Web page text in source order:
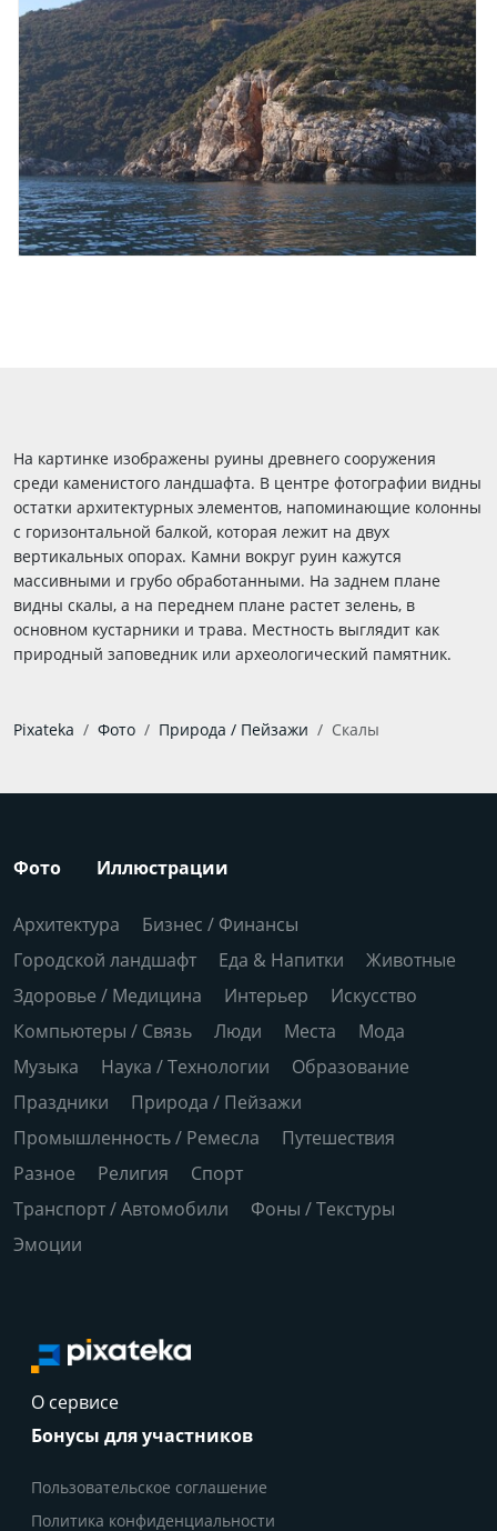
На картинке изображены руины древнего сооружения
среди каменистого ландшафта. В центре фотографии видны
остатки архитектурных элементов, напоминающие колонны
с горизонтальной балкой, которая лежит на двух
вертикальных опорах. Камни вокруг руин кажутся
массивными и грубо обработанными. На заднем плане
видны скалы, а на переднем плане растет зелень, в
основном кустарники и трава. Местность выглядит как
природный заповедник или археологический памятник.
Pixateka Фото Природа / Пейзажи Скалы
Фото Иллюстрации
Архитектура
Бизнес / Финансы
Городской ландшафт
Еда & Напитки
Животные
Здоровье / Медицина
Интерьер
Искусство
Компьютеры / Связь
Люди Места
Мода
Музыка
Наука / Технологии
Образование
Праздники
Природа / Пейзажи
Промышленность / Ремесла
Путешествия
Разное
Религия
Спорт
Транспорт / Автомобили
Фоны / Текстуры
Эмоции
О сервисе
Бонусы для участников
Пользовательское соглашение
Политика конфиденциальности